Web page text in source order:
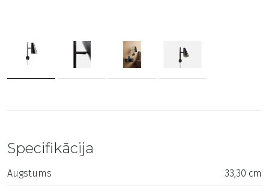
Specifikācija
Augstums 33,30 cm